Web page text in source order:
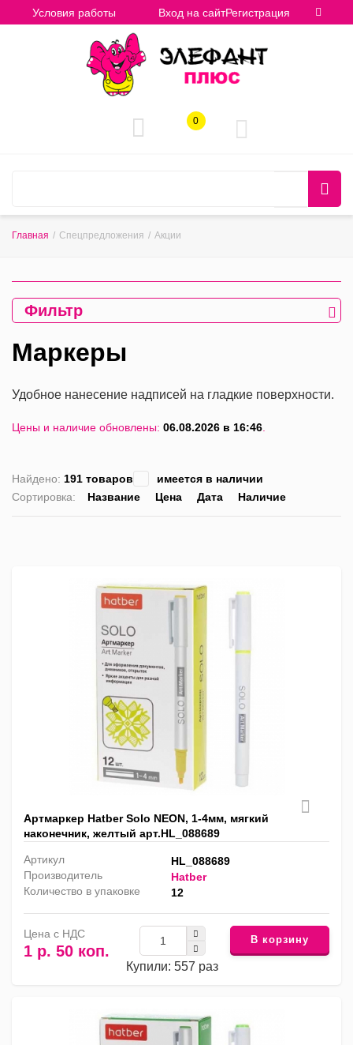
Условия работы Вход на сайтРегистрация
0
Главная / Спецпредложения / Акции
Фильтр
Маркеры
Удобное нанесение надписей на гладкие поверхности.
Цены и наличие обновлены: 06.08.2026 в 16:46.
Найдено: 191 товаров
имеется в наличии
Сортировка:
Название Цена Дата Наличие
Артмаркер Hatber Solo NEON, 1-4мм, мягкий
наконечник, желтый арт.HL_088689
Артикул
HL_088689
Производитель
Hatber
Количество в упаковке
12
Цена с НДС
1 р. 50 коп.
Купили: 557 раз
В корзину